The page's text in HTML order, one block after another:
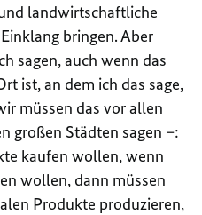
landwirtschaftliche
bringen. Aber
sagen, auch wenn das
ist, an dem ich das sage,
müssen das vor allen
großen Städten sagen –:
kaufen wollen, wenn
wollen, dann müssen
Produkte produzieren,